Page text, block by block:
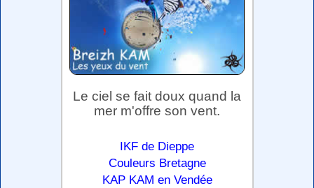
Le ciel se fait doux quand la
mer m'offre son vent.
IKF de Dieppe
Couleurs Bretagne
KAP KAM en Vendée